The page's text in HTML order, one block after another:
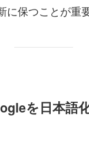
保つことが重
を日本語